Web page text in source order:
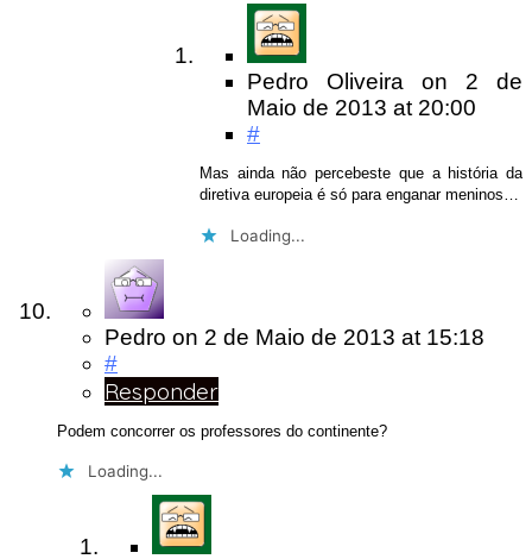
Pedro Oliveira on 2 de
Maio de 2013 at 20:00
#
Mas ainda não percebeste que a história da
diretiva europeia é só para enganar meninos…
Loading...
Pedro on 2 de Maio de 2013 at 15:18
#
Responder
Podem concorrer os professores do continente?
Loading...